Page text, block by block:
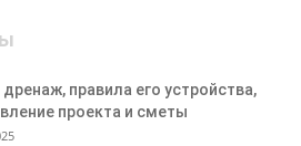
правила его устройства,
проекта и сметы